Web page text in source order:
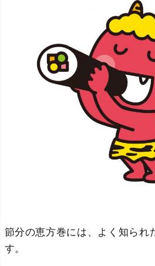
節分の恵方巻には、よく知られ
す。